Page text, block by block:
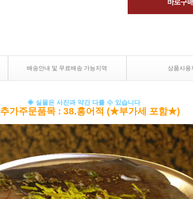
배송안내 및 무료배송 가능지역 상품사용
◈ 실물은 사진과 약간 다를 수 있습니다
추가주문품목: 38.홍어적 (★부가세 포함★)